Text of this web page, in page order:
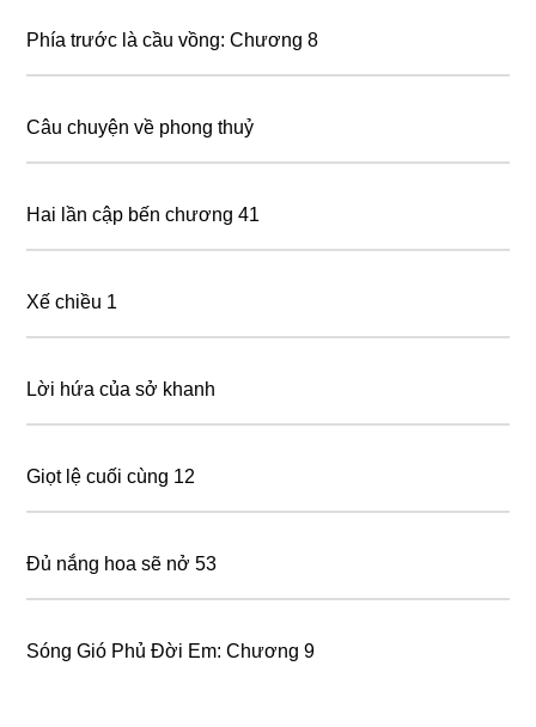
Phía trước là cầu vồng: Chương 8
Câu chuyện về phong thuỷ
Hai lần cập bến chương 41
Xế chiều 1
Lời hứa của sở khanh
Giọt lệ cuối cùng 12
Đủ nắng hoa sẽ nở 53
Sóng Gió Phủ Đời Em: Chương 9